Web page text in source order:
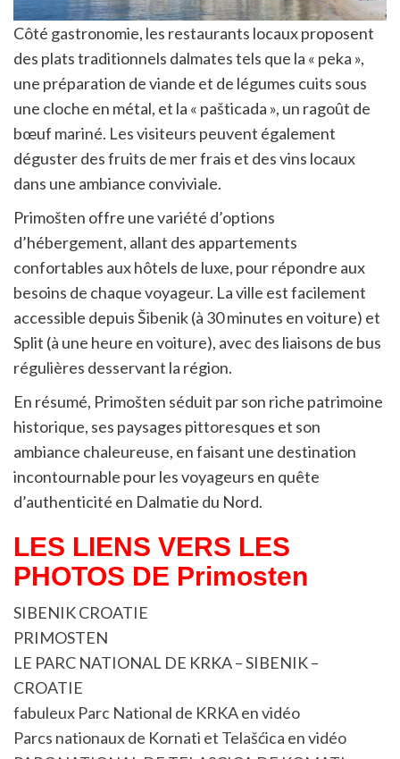
Côté gastronomie, les restaurants locaux proposent
des plats traditionnels dalmates tels que la « peka »,
une préparation de viande et de légumes cuits sous
une cloche en métal, et la « pašticada », un ragoût de
bœuf mariné. Les visiteurs peuvent également
déguster des fruits de mer frais et des vins locaux
dans une ambiance conviviale.
Primošten offre une variété d’options
d’hébergement, allant des appartements
confortables aux hôtels de luxe, pour répondre aux
besoins de chaque voyageur. La ville est facilement
accessible depuis Šibenik (à 30 minutes en voiture) et
Split (à une heure en voiture), avec des liaisons de bus
régulières desservant la région.
En résumé, Primošten séduit par son riche patrimoine
historique, ses paysages pittoresques et son
ambiance chaleureuse, en faisant une destination
incontournable pour les voyageurs en quête
d’authenticité en Dalmatie du Nord.
LES LIENS VERS LES
PHOTOS DE Primosten
SIBENIK CROATIE
PRIMOSTEN
LE PARC NATIONAL DE KRKA – SIBENIK –
CROATIE
fabuleux Parc National de KRKA en vidéo
Parcs nationaux de Kornati et Telašćica en vidéo